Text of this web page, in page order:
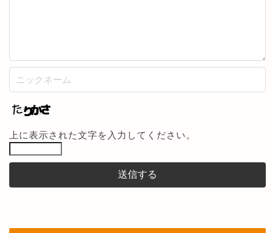
上に表示された文字を入力してください。